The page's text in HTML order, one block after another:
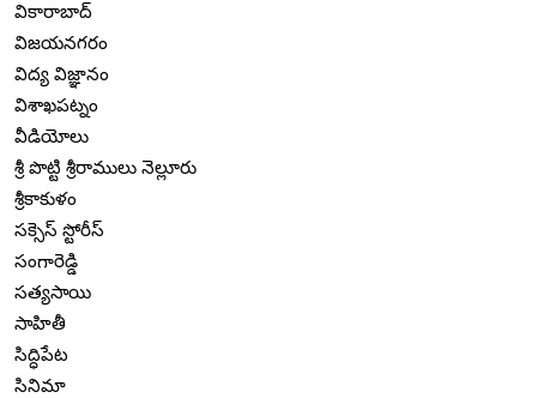
వికారాబాద్
విజయనగరం
విద్య విజ్ఞానం
విశాఖపట్నం
వీడియోలు
శ్రీ పొట్టి శ్రీరాములు నెల్లూరు
శ్రీకాకుళం
సక్సెస్ స్టోరీస్
సంగారెడ్డి
సత్యసాయి
సాహితీ
సిద్ధిపేట
సినిమా